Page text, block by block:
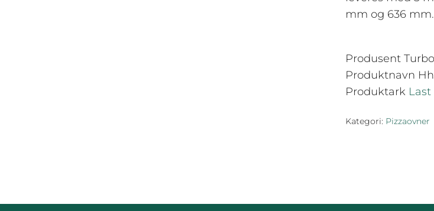
mm og 636 mm.
Produsent
Produktnavn
Produktark
Kategori: Pizzaovner